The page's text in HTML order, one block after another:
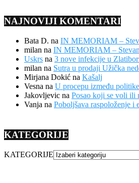
NAJNOVIJI KOMENTARI
Bata D. na IN MEMORIAM –
milan na IN MEMORIAM –
Uskrs na 3 nove infekcije u
milan na Sutra u prodaji Užička
Mirjana Dokić na Kašalj
Vesna na U procepu između
Jakovljevic na Posao koji se voli ili
Vanja na Poboljšava raspoloženje i
KATEGORIJE
KATEGORIJE